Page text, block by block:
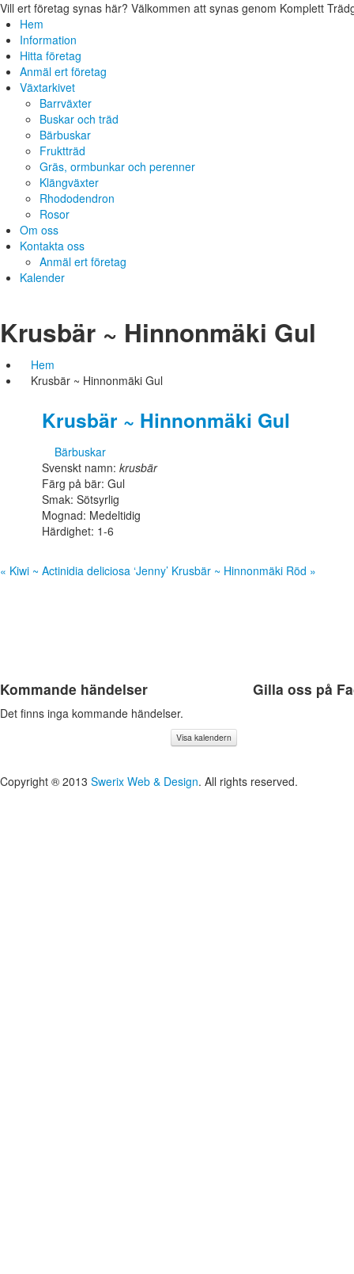
Vill ert företag synas här? Välkommen att synas genom Komplett
Hem
Information
Hitta företag
Anmäl ert företag
Växtarkivet
Barrväxter
Buskar och träd
Bärbuskar
Fruktträd
Gräs, ormbunkar och perenner
Klängväxter
Rhododendron
Rosor
Om oss
Kontakta oss
Anmäl ert företag
Kalender
Krusbär ~ Hinnonmäki Gul
Hem
Krusbär ~ Hinnonmäki Gul
Krusbär ~ Hinnonmäki Gul
Bärbuskar
Svenskt namn: krusbär
Färg på bär: Gul
Smak: Sötsyrlig
Mognad: Medeltidig
Härdighet: 1-6
« Kiwi ~ Actinidia deliciosa ‘Jenny’ Krusbär ~ Hinnonmäki Röd »
Kommande händelser
Det finns inga kommande händelser.
Visa kalendern
Gilla oss på
Copyright ® 2013 Swerix Web & Design. All rights reserved.